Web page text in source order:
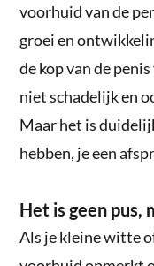
voorhuid van de
groei en
de kop van de
niet schadelijk en
Maar het is
hebben, je een
Het is geen pus,
Als je kleine witte